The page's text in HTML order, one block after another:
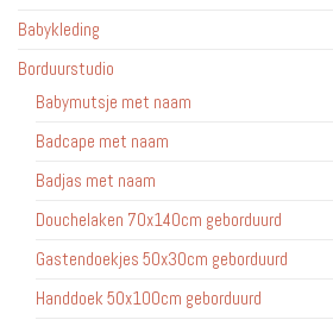
Babykleding
Borduurstudio
Babymutsje met naam
Badcape met naam
Badjas met naam
Douchelaken 70x140cm geborduurd
Gastendoekjes 50x30cm geborduurd
Handdoek 50x100cm geborduurd